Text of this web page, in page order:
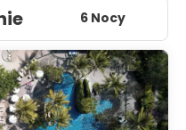
6 Nocy